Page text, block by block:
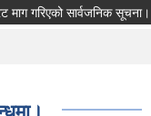
सार्वजनिक सूचना।